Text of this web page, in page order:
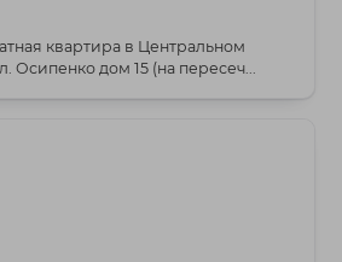
квартира в Центральном
Осипенко дом 15 (на пересеч...